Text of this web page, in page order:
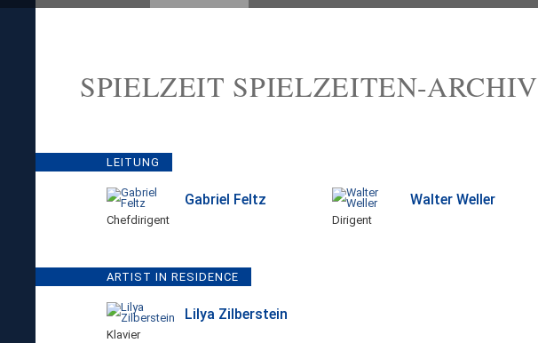
SPIELZEIT SPIELZEITEN-ARCHIV
LEITUNG
Gabriel Feltz
Chefdirigent
Walter Weller
Dirigent
ARTIST IN RESIDENCE
Lilya Zilberstein
Klavier